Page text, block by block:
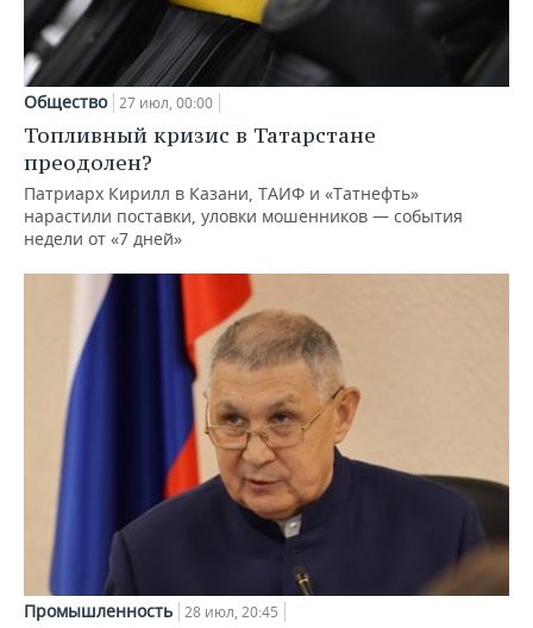
Общество 27 июл, 00:00
Топливный кризис в Татарстане
преодолен?
Патриарх Кирилл в Казани, ТАИФ и «Татнефть»
нарастили поставки, уловки мошенников — события
недели от «7 дней»
Промышленность 28 июл, 20:45